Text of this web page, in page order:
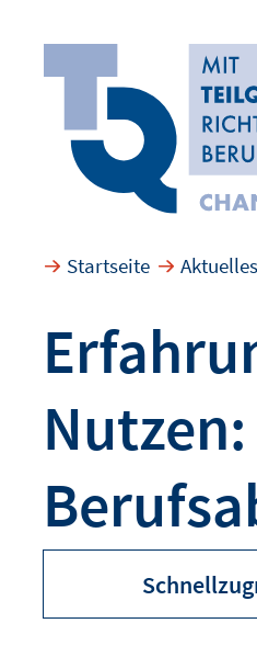
Suchbegriff
Startseite Aktuelles